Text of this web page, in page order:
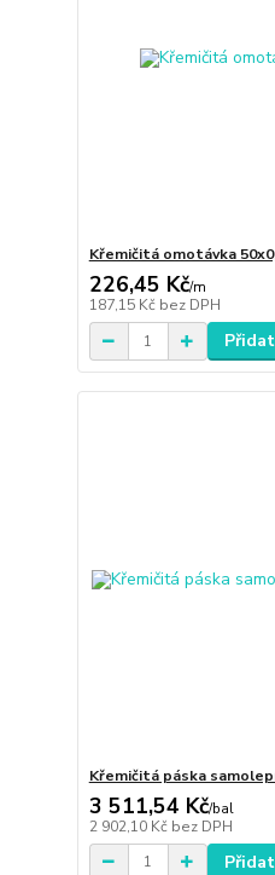
Křemičitá omotávka
226,45 Kč/m
187,15 Kč bez DPH
Křemičitá páska
3 511,54 Kč/bal
2 902,10 Kč bez DPH